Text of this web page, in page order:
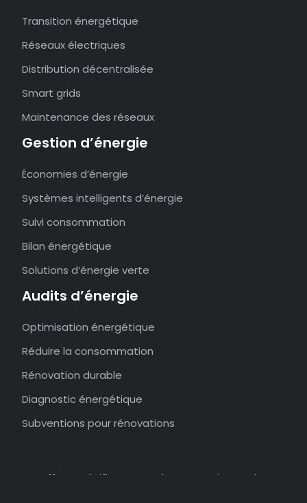
Transition énergétique
Réseaux électriques
Distribution décentralisée
Smart grids
Maintenance des réseaux
Gestion d’énergie
Économies d’énergie
Systèmes intelligents d’énergie
Suivi consommation
Bilan énergétique
Solutions d’énergie verte
Audits d’énergie
Optimisation énergétique
Réduire la consommation
Rénovation durable
Diagnostic énergétique
Subventions pour rénovations
Offres spécifiques pour les entreprises et les